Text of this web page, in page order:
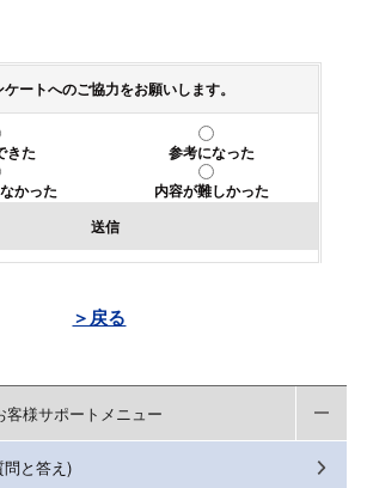
ケートへのご協力をお願いします。
きた
参考になった
かった
内容が難しかった
送信
＞戻る
様サポートメニュー
と答え)